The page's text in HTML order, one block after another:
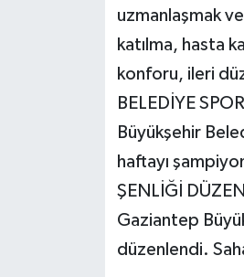
uzmanlaşmak
katılma, hasta
konforu, ileri
BELEDİYE
Büyükşehir
haftayı
ŞENLİĞİ
Gaziantep
düzenlendi.